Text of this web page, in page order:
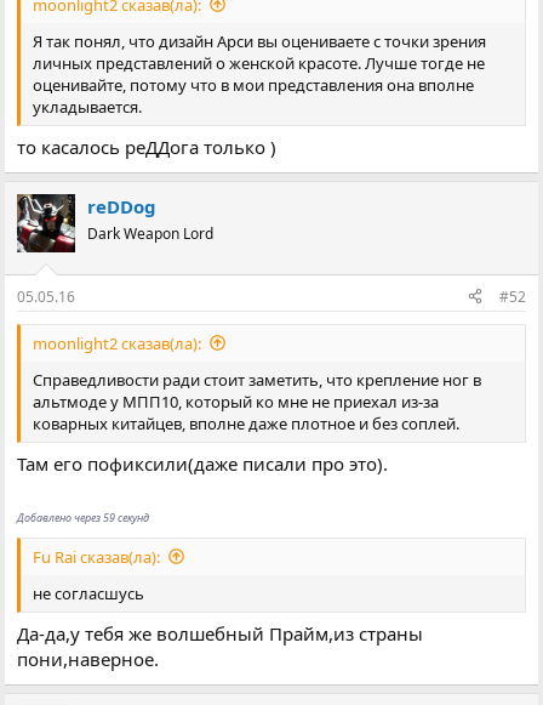
Я так понял, что дизайн Арси вы оцениваете с точки зрения
личных представлений о женской красоте. Лучше тогде не
оценивайте, потому что в мои представления она вполне
укладывается.
то касалось реДДога только )
reDDog
Dark Weapon Lord
05.05.16 #52
moonlight2 сказав(ла):
Справедливости ради стоит заметить, что крепление ног в
альтмоде у МПП10, который ко мне не приехал из-за
коварных китайцев, вполне даже плотное и без соплей.
Там его пофиксили(даже писали про это).
Добавлено через 59 секунд
Fu Rai сказав(ла):
не согласшусь
Да-да,у тебя же волшебный Прайм,из страны
пони,наверное.